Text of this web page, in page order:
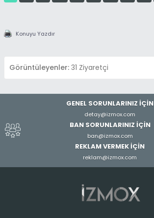
Konuyu Yazdır
Görüntüleyenler: 31 Ziyaretçi
GENEL SORUNLARINIZ İÇİN
detay@izmox.com
BAN SORUNLARINIZ İÇİN
ban@izmox.com
REKLAM VERMEK İÇİN
reklam@izmox.com